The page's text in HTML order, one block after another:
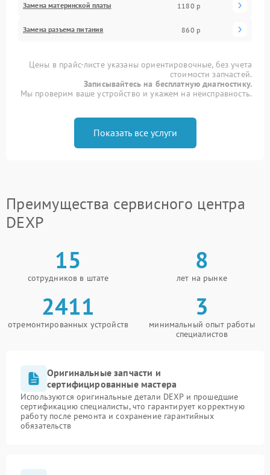
Замена материнской платы 1180 р
Замена разъема питания 860 р
Цены в прайс-листе указаны ориентировочные, без учета
стоимости запчастей.
Записывайтесь на бесплатную диагностику.
Мы проверим ваше устройство и укажем на неисправность.
Показать все услуги
Преимущества сервисного центра
DEXP
15
сотрудников в штате
8
лет на рынке
2411
отремонтированных устройств
3
минимальный опыт работы
специалистов
Оригинальные запчасти и
сертифицированные мастера
Используются оригинальные детали DEXP и прошедшие
сертификацию специалисты, что гарантирует корректную
работу после ремонта и сохранение гарантийных
обязательств